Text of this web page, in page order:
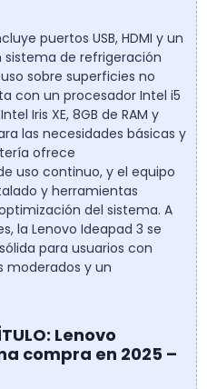
puertos USB, HDMI y un
sistema de refrigeración
sobre superficies no
con un procesador Intel i5
Iris XE, 8GB de RAM y
las necesidades básicas y
ofrece
uso continuo, y el equipo
y herramientas
del sistema. A
la Lenovo Ideapad 3 se
para usuarios con
moderados y un
Lenovo
compra en 2025 –